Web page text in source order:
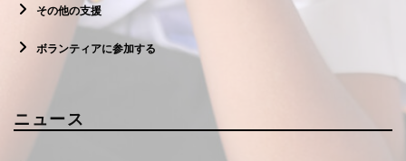
その他の支援
ボランティアに参加する
ニュース